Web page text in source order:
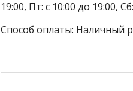
19:00, Пт: с 10:00 до 19:00,
Способ оплаты: Наличный